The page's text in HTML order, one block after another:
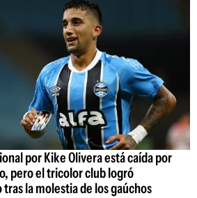
por Kike Olivera está caída por
pero el tricolor club logró
la molestia de los gaúchos